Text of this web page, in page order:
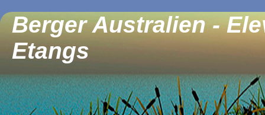
Berger Australien -
Etangs